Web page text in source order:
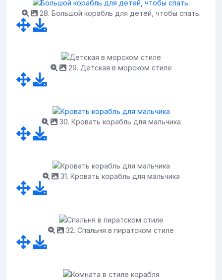
28. Большой корабль для детей, чтобы спать.
29. Детская в морском стиле
30. Кровать корабль для мальчика
31. Кровать корабль для мальчика
32. Спальня в пиратском стиле